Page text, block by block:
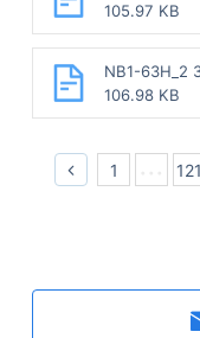
图
105.97 KB
NB1-63H_2
图
106.98 KB
1 121